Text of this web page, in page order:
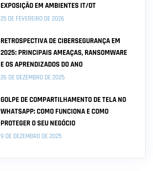
EXPOSIÇÃO EM AMBIENTES IT/OT
25 DE FEVEREIRO DE 2026
RETROSPECTIVA DE CIBERSEGURANÇA EM
2025: PRINCIPAIS AMEAÇAS, RANSOMWARE
E OS APRENDIZADOS DO ANO
26 DE DEZEMBRO DE 2025
GOLPE DE COMPARTILHAMENTO DE TELA NO
WHATSAPP: COMO FUNCIONA E COMO
PROTEGER O SEU NEGÓCIO
9 DE DEZEMBRO DE 2025